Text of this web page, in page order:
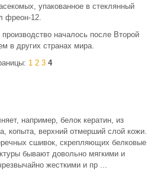
упакованное в стеклянный
фреон-12.
началось после Второй
в других странах мира.
1 2 3 4
например, белок кератин, из
копыта, верхний отмерший слой кожи.
сшивок, скрепляющих белковые
бывают довольно мягкими и
жесткими и пр ...